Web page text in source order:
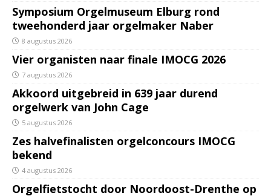
Symposium Orgelmuseum Elburg rond
tweehonderd jaar orgelmaker Naber
8 augustus 2026
Vier organisten naar finale IMOCG 2026
7 augustus 2026
Akkoord uitgebreid in 639 jaar durend
orgelwerk van John Cage
5 augustus 2026
Zes halvefinalisten orgelconcours IMOCG
bekend
4 augustus 2026
Orgelfietstocht door Noordoost-Drenthe op